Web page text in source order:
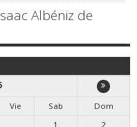
Albéniz de
Vie Sab
Dom
1
2